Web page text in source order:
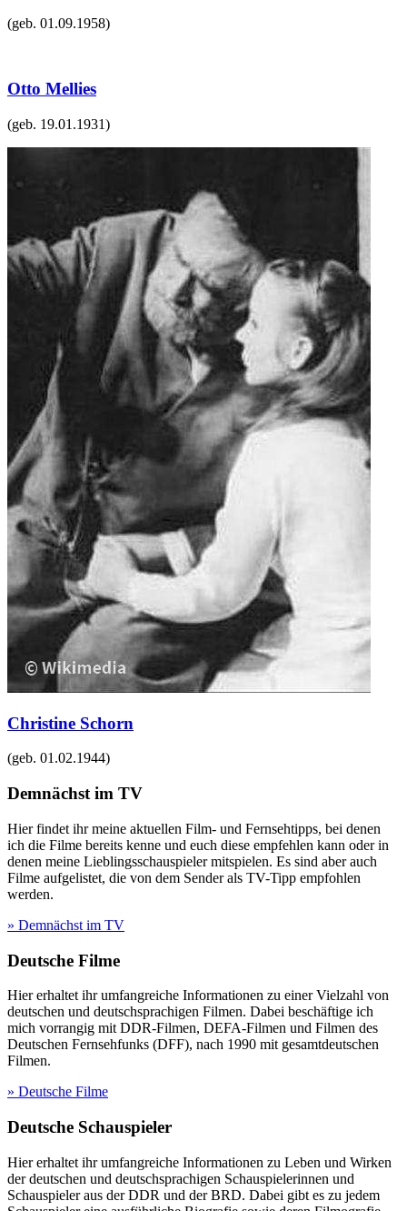
(geb. 01.09.1958)
Otto Mellies
(geb. 19.01.1931)
Christine Schorn
(geb. 01.02.1944)
Demnächst im TV
Hier findet ihr meine aktuellen Film- und Fernsehtipps, bei denen
ich die Filme bereits kenne und euch diese empfehlen kann oder in
denen meine Lieblingsschauspieler mitspielen. Es sind aber auch
Filme aufgelistet, die von dem Sender als TV-Tipp empfohlen
werden.
» Demnächst im TV
Deutsche Filme
Hier erhaltet ihr umfangreiche Informationen zu einer Vielzahl von
deutschen und deutschsprachigen Filmen. Dabei beschäftige ich
mich vorrangig mit DDR-Filmen, DEFA-Filmen und Filmen des
Deutschen Fernsehfunks (DFF), nach 1990 mit gesamtdeutschen
Filmen.
» Deutsche Filme
Deutsche Schauspieler
Hier erhaltet ihr umfangreiche Informationen zu Leben und Wirken
der deutschen und deutschsprachigen Schauspielerinnen und
Schauspieler aus der DDR und der BRD. Dabei gibt es zu jedem